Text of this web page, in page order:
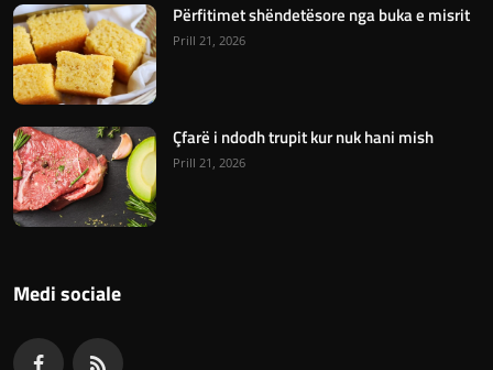
Përfitimet shëndetësore nga buka e misrit
Prill 21, 2026
Çfarë i ndodh trupit kur nuk hani mish
Prill 21, 2026
Medi sociale